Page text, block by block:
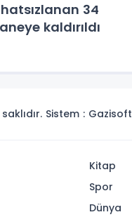
34
kaldırıldı
Sistem : Gazisoft
Kitap
Spor
Dünya